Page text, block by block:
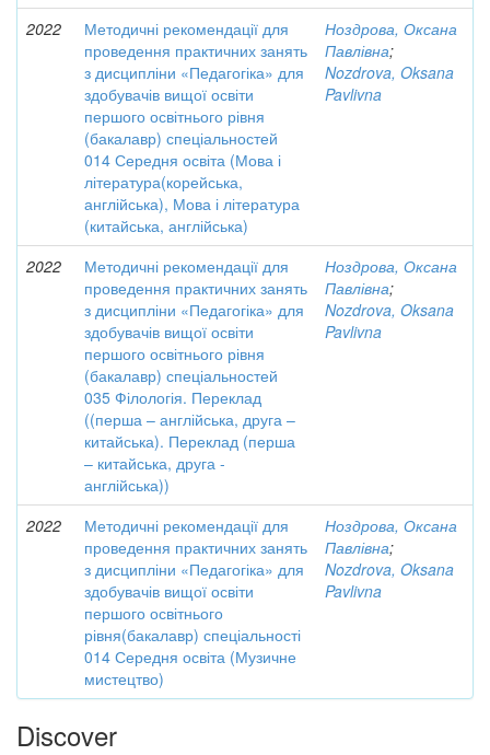
2022
Методичні рекомендації для
проведення практичних занять
з дисципліни «Педагогіка» для
здобувачів вищої освіти
першого освітнього рівня
(бакалавр) спеціальностей
014 Середня освіта (Мова і
література(корейська,
англійська), Мова і література
(китайська, англійська)
Ноздрова, Оксана
Павлівна;
Nozdrova, Oksana
Pavlivna
2022
Методичні рекомендації для
проведення практичних занять
з дисципліни «Педагогіка» для
здобувачів вищої освіти
першого освітнього рівня
(бакалавр) спеціальностей
035 Філологія. Переклад
((перша – англійська, друга –
китайська). Переклад (перша
– китайська, друга -
англійська))
Ноздрова, Оксана
Павлівна;
Nozdrova, Oksana
Pavlivna
2022
Методичні рекомендації для
проведення практичних занять
з дисципліни «Педагогіка» для
здобувачів вищої освіти
першого освітнього
рівня(бакалавр) спеціальності
014 Середня освіта (Музичне
мистецтво)
Ноздрова, Оксана
Павлівна;
Nozdrova, Oksana
Pavlivna
Discover